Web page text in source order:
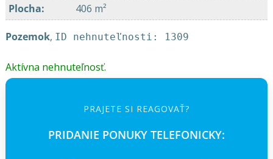
Plocha: 406 m²
Pozemok, ID nehnuteľnosti: 1309
Aktívna nehnuteľnosť.
PRAJETE SI REAGOVAŤ?
PRIDANIE PONUKY TELEFONICKY: